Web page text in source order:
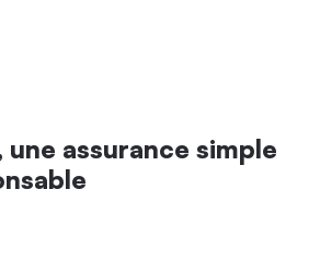
une assurance simple